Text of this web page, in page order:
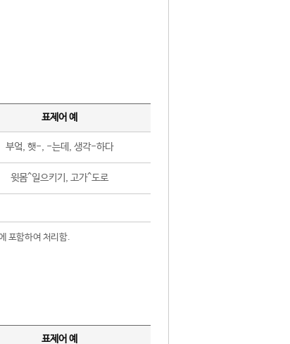
표제어 예
부엌, 햇-, -는데, 생각-하다
윗몸^일으키기, 고가^도로
포함하여 처리함.
표제어 예